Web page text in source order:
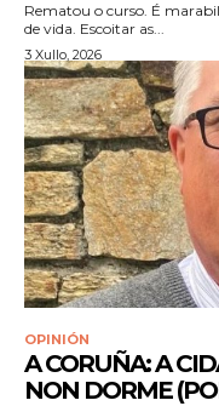
Rematou o curso. É
de vida. Escoitar as...
3 Xullo, 2026
OPINIÓN
A CORUÑA: A
NON DORME